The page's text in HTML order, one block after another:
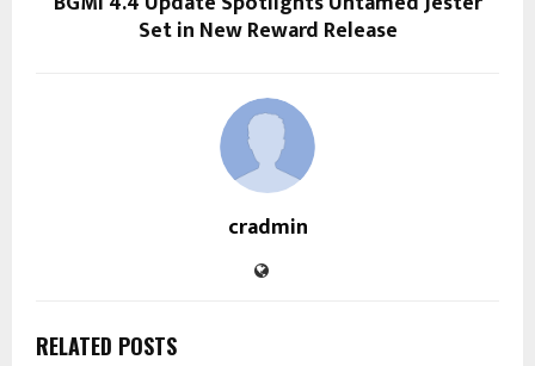
Set in New Reward Release
cradmin
RELATED POSTS